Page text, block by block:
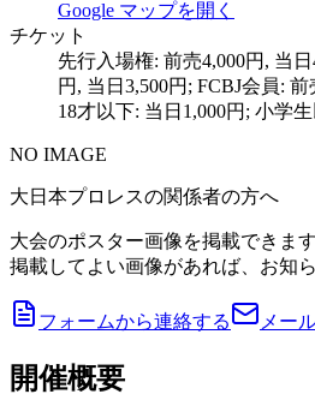
Google マップを開く
チケット
先行入場権: 前売4,000円, 当
円, 当日3,500円; FCBJ会員:
18才以下: 当日1,000円; 小学
NO IMAGE
大日本プロレスの関係者の方へ
大会のポスター画像を掲載できます
掲載してよい画像があれば、お知
フォームから連絡する メー
開催概要